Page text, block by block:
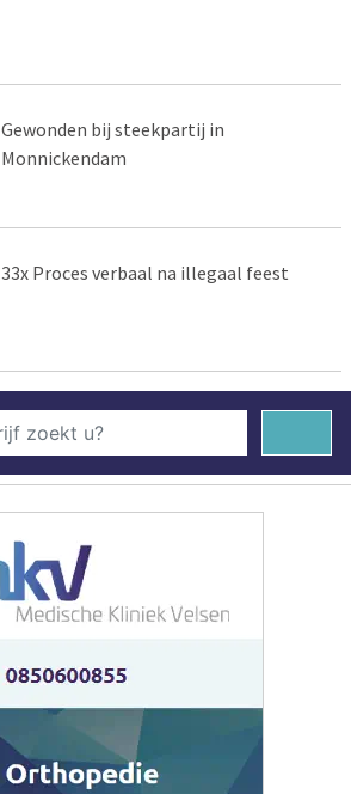
Gewonden bij steekpartij in
Monnickendam
33x Proces verbaal na illegaal feest